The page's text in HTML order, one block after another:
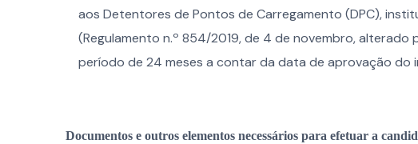
aos Detentores de Pontos de Carregamento (DPC),
(Regulamento n.º 854/2019, de 4 de novembro, alterado
período de 24 meses a contar da data de aprovação do
Documentos e outros elementos necessários para efetuar a